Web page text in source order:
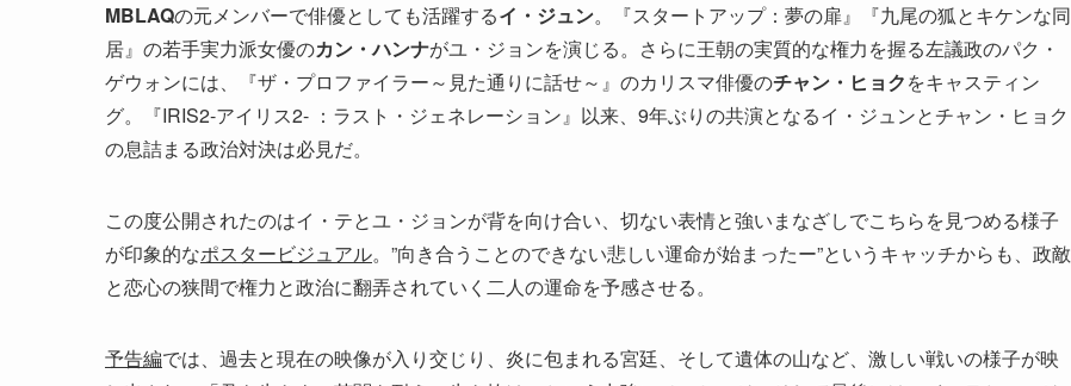
MBLAQの元メンバーで俳優としても活躍するイ・ジュン。『スタートアップ：夢の扉』『九尾の狐とキケンな同
居』の若手実力派女優のカン・ハンナがユ・ジョンを演じる。さらに王朝の実質的な権力を握る左議政のパク・
ゲウォンには、『ザ・プロファイラー～見た通りに話せ～』のカリスマ俳優のチャン・ヒョクをキャスティン
グ。『IRIS2-アイリス2- ：ラスト・ジェネレーション』以来、9年ぶりの共演となるイ・ジュンとチャン・ヒョク
の息詰まる政治対決は必見だ。
この度公開されたのはイ・テとユ・ジョンが背を向け合い、切ない表情と強いまなざしでこちらを見つめる様子
が印象的なポスタービジュアル。”向き合うことのできない悲しい運命が始まったー”というキャッチからも、政敵
と恋心の狭間で権力と政治に翻弄されていく二人の運命を予感させる。
予告編では、過去と現在の映像が入り交じり、炎に包まれる宮廷、そして遺体の山など、激しい戦いの様子が映